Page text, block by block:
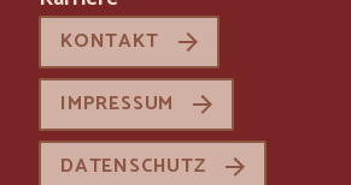
KONTAKT
IMPRESSUM
DATENSCHUTZ